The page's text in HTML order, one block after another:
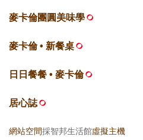
麥卡倫團圓美味學
麥卡倫 • 新餐桌
日日餐餐 • 麥卡倫
居心誌
網站空間採智邦生活館虛擬主機